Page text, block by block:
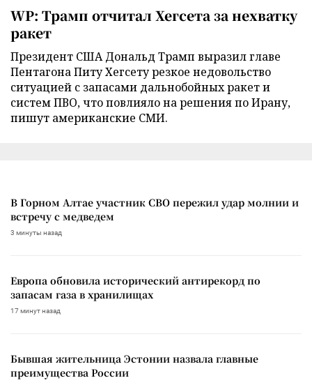
WP: Трамп отчитал Хегсета за нехватку
ракет
Президент США Дональд Трамп выразил главе
Пентагона Питу Хегсету резкое недовольство
ситуацией с запасами дальнобойных ракет и
систем ПВО, что повлияло на решения по Ирану,
пишут американские СМИ.
В Горном Алтае участник СВО пережил удар молнии и
встречу с медведем
3 минуты назад
Европа обновила исторический антирекорд по
запасам газа в хранилищах
17 минут назад
Бывшая жительница Эстонии назвала главные
преимущества России